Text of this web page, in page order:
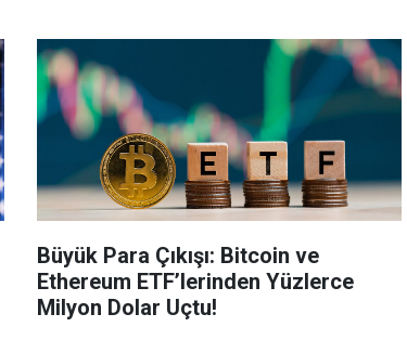
Büyük Para Çıkışı: Bitcoin ve
Ethereum ETF’lerinden Yüzlerce
Milyon Dolar Uçtu!